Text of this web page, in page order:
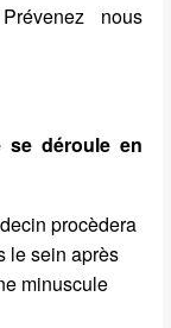
nous
se déroule en
procèdera
le sein après
minuscule